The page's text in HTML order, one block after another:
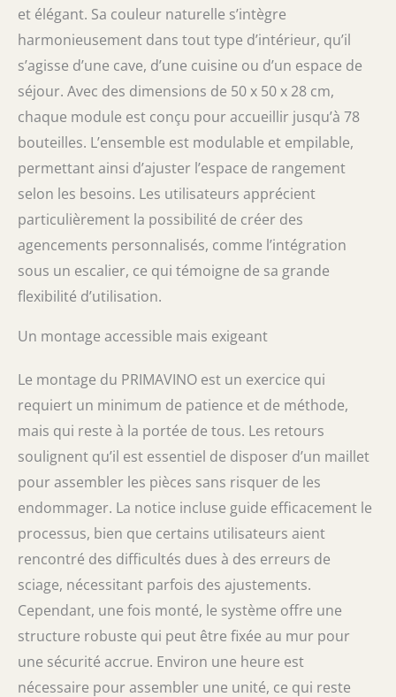
et élégant. Sa couleur naturelle s’intègre
harmonieusement dans tout type d’intérieur, qu’il
s’agisse d’une cave, d’une cuisine ou d’un espace de
séjour. Avec des dimensions de 50 x 50 x 28 cm,
chaque module est conçu pour accueillir jusqu’à 78
bouteilles. L’ensemble est modulable et empilable,
permettant ainsi d’ajuster l’espace de rangement
selon les besoins. Les utilisateurs apprécient
particulièrement la possibilité de créer des
agencements personnalisés, comme l’intégration
sous un escalier, ce qui témoigne de sa grande
flexibilité d’utilisation.
Un montage accessible mais exigeant
Le montage du PRIMAVINO est un exercice qui
requiert un minimum de patience et de méthode,
mais qui reste à la portée de tous. Les retours
soulignent qu’il est essentiel de disposer d’un maillet
pour assembler les pièces sans risquer de les
endommager. La notice incluse guide efficacement le
processus, bien que certains utilisateurs aient
rencontré des difficultés dues à des erreurs de
sciage, nécessitant parfois des ajustements.
Cependant, une fois monté, le système offre une
structure robuste qui peut être fixée au mur pour
une sécurité accrue. Environ une heure est
nécessaire pour assembler une unité, ce qui reste